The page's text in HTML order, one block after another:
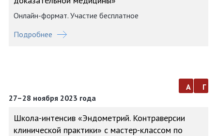
Онлайн-формат. Участие бесплатное
Подробнее
27–28 ноября 2023 года
а г
Школа-интенсив «Эндометрий. Контраверсии
клинической практики» с мастер-классом по